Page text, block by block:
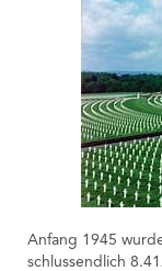
Anfang 1945
schlussendlich